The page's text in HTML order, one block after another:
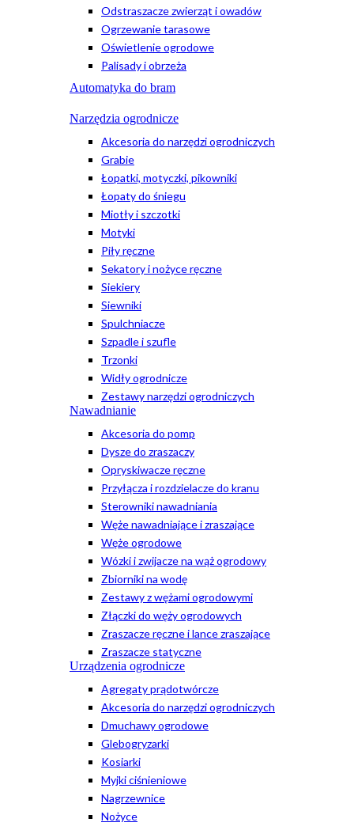
Odstraszacze zwierząt i owadów
Ogrzewanie tarasowe
Oświetlenie ogrodowe
Palisady i obrzeża
Automatyka do bram
Narzędzia ogrodnicze
Akcesoria do narzędzi ogrodniczych
Grabie
Łopatki, motyczki, pikowniki
Łopaty do śniegu
Miotły i szczotki
Motyki
Piły ręczne
Sekatory i nożyce ręczne
Siekiery
Siewniki
Spulchniacze
Szpadle i szufle
Trzonki
Widły ogrodnicze
Zestawy narzędzi ogrodniczych
Nawadnianie
Akcesoria do pomp
Dysze do zraszaczy
Opryskiwacze ręczne
Przyłącza i rozdzielacze do kranu
Sterowniki nawadniania
Węże nawadniające i zraszające
Węże ogrodowe
Wózki i zwijacze na wąż ogrodowy
Zbiorniki na wodę
Zestawy z wężami ogrodowymi
Złączki do węży ogrodowych
Zraszacze ręczne i lance zraszające
Zraszacze statyczne
Urządzenia ogrodnicze
Agregaty prądotwórcze
Akcesoria do narzędzi ogrodniczych
Dmuchawy ogrodowe
Glebogryzarki
Kosiarki
Myjki ciśnieniowe
Nagrzewnice
Nożyce